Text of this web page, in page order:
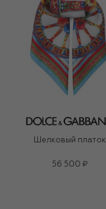
Шелковый платок
56 500 ₽